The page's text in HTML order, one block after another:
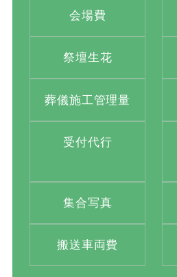
会場費
祭壇生花
葬儀施工管理量
受付代行
集合写真
搬送車両費